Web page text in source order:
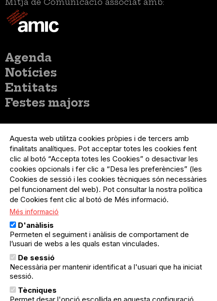
Menú
principal
Agenda
Notícies
Entitats
Festes majors
del
compte
d'usuari
Menú
usuari
no
loggat
Registre organització
Menú
Peu
Sobre el projecte
Preguntes freqüents
Contacte
Menú
Legal
Política de privacitat
Avís legal
Política de cookies
El Quèdequè no es fa responsable de les activitats
programades; en són responsables els col·lectius
organitzadors.
© Quedequè, 2025
Aquesta web utilitza cookies pròpies i de tercers amb
finalitats analítiques. Pot acceptar totes les cookies fent
clic al botó “Accepta totes les Cookies” o desactivar les
cookies opcionals i fer clic a “Desa les preferències” (les
Cookies de sessió i les cookies tècniques són necessàries
pel funcionament del web). Pot consultar la nostra política
de Cookies fent clic al botó de Més informació.
Més informació
D'anàlisis
Permeten el seguiment i anàlisis de comportament de
l’usuari de webs a les quals estan vinculades.
De sessió
Necessària per mantenir identificat a l'usuari que ha iniciat
sessió.
Tècniques